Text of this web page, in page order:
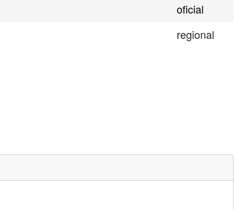
oficial
regional